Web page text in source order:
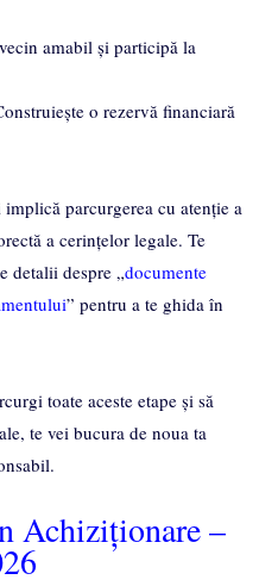
amabil și participă la
o rezervă financiară
parcurgerea cu atenție a
a cerințelor legale. Te
detalii despre „documente
” pentru a te ghida în
toate aceste etape și să
te vei bucura de noua ta
Achiziționare –